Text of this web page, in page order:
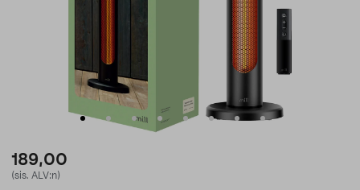
189,00
(sis. ALV:n)